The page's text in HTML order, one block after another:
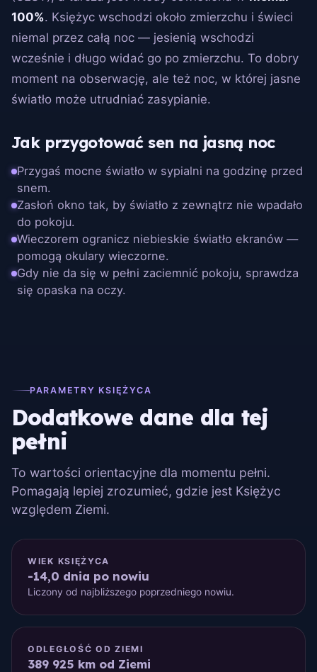
100%. Księżyc wschodzi około zmierzchu i świeci
niemal przez całą noc — jesienią wschodzi
wcześnie i długo widać go po zmierzchu. To dobry
moment na obserwację, ale też noc, w której jasne
światło może utrudniać zasypianie.
Jak przygotować sen na jasną noc
Przygaś mocne światło w sypialni na godzinę przed
snem.
Zasłoń okno tak, by światło z zewnątrz nie wpadało
do pokoju.
Wieczorem ogranicz niebieskie światło ekranów —
pomogą okulary wieczorne.
Gdy nie da się w pełni zaciemnić pokoju, sprawdza
się opaska na oczy.
PARAMETRY KSIĘŻYCA
Dodatkowe dane dla tej
pełni
To wartości orientacyjne dla momentu pełni.
Pomagają lepiej zrozumieć, gdzie jest Księżyc
względem Ziemi.
WIEK KSIĘŻYCA
-14,0 dnia po nowiu
Liczony od najbliższego poprzedniego nowiu.
ODLEGŁOŚĆ OD ZIEMI
389 925 km od Ziemi